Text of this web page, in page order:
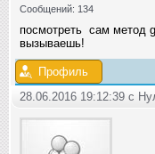
Сообщений: 134
посмотреть сам метод
вызываешь!
Профиль
28.06.2016 19:12:39 с